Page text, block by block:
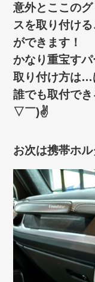
意外とここの
スを取り付け
ができます！
かなり重宝す
取り付け方は…
誰でも取付で
▽￣)✌
お次は携帯ホ